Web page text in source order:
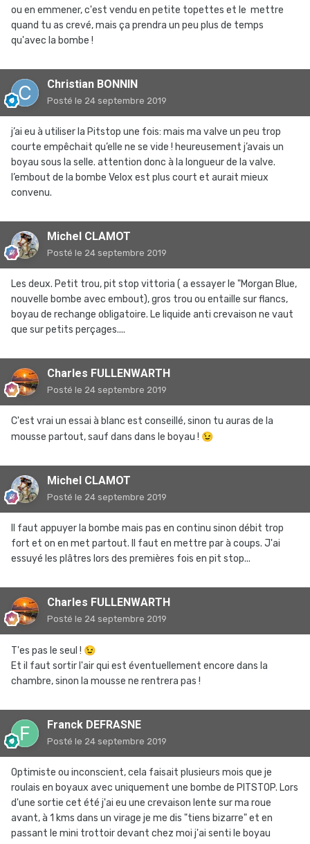
ou en emmener, c'est vendu en petite topettes et le mettre
quand tu as crevé, mais ça prendra un peu plus de temps
qu'avec la bombe !
Christian BONNIN
Posté le 24 septembre 2019
j’ai eu à utiliser la Pitstop une fois: mais ma valve un peu trop
courte empêchait qu’elle ne se vide ! heureusement j’avais un
boyau sous la selle. attention donc à la longueur de la valve.
l’embout de la bombe Velox est plus court et aurait mieux
convenu.
Michel CLAMOT
Posté le 24 septembre 2019
Les deux. Petit trou, pit stop vittoria ( a essayer le "Morgan Blue,
nouvelle bombe avec embout), gros trou ou entaille sur flancs,
boyau de rechange obligatoire. Le liquide anti crevaison ne vaut
que sur petits perçages....
Charles FULLENWARTH
Posté le 24 septembre 2019
C'est vrai un essai à blanc est conseillé, sinon tu auras de la
mousse partout, sauf dans dans le boyau ! 😉
Michel CLAMOT
Posté le 24 septembre 2019
Il faut appuyer la bombe mais pas en continu sinon débit trop
fort et on en met partout. Il faut en mettre par à coups. J'ai
essuyé les plâtres lors des premières fois en pit stop...
Charles FULLENWARTH
Posté le 24 septembre 2019
T'es pas le seul ! 😉
Et il faut sortir l'air qui est éventuellement encore dans la
chambre, sinon la mousse ne rentrera pas !
Franck DEFRASNE
Posté le 24 septembre 2019
Optimiste ou inconscient, cela faisait plusieurs mois que je
roulais en boyaux avec uniquement une bombe de PITSTOP. Lors
d'une sortie cet été j'ai eu une crevaison lente sur ma roue
avant, à 1 kms dans un virage je me dis "tiens bizarre" et en
passant le mini trottoir devant chez moi j'ai senti le boyau